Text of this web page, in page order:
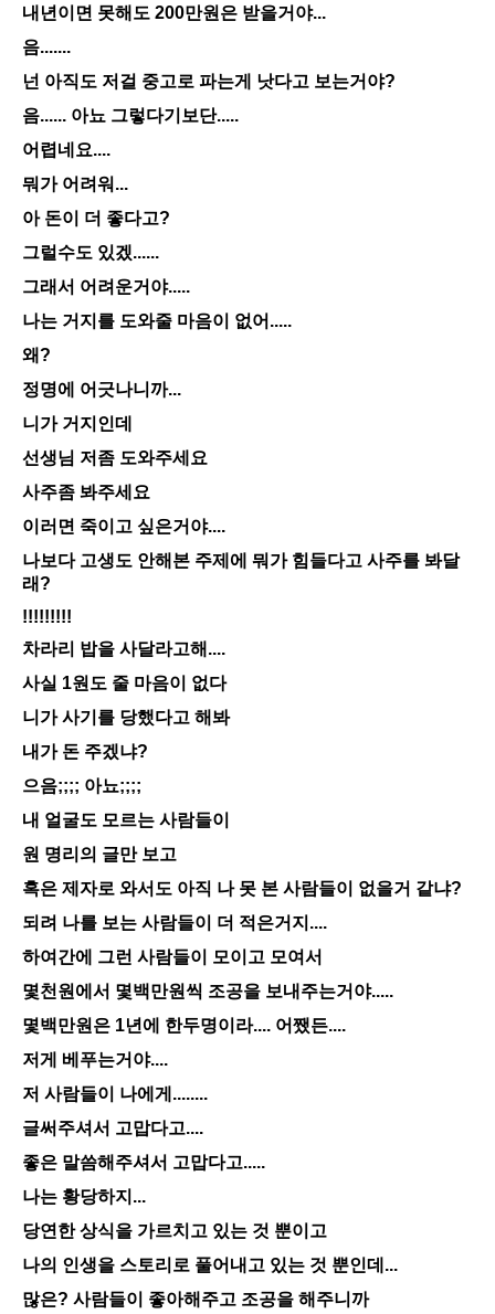
내년이면 못해도 200만원은 받을거야...
음.......
넌 아직도 저걸 중고로 파는게 낫다고 보는거야?
음...... 아뇨 그렇다기보단.....
어렵네요....
뭐가 어려워...
아 돈이 더 좋다고?
그럴수도 있겠......
그래서 어려운거야.....
나는 거지를 도와줄 마음이 없어.....
왜?
정명에 어긋나니까...
니가 거지인데
선생님 저좀 도와주세요
사주좀 봐주세요
이러면 죽이고 싶은거야....
나보다 고생도 안해본 주제에 뭐가 힘들다고 사주를 봐달
래?
!!!!!!!!!
차라리 밥을 사달라고해....
사실 1원도 줄 마음이 없다
니가 사기를 당했다고 해봐
내가 돈 주겠냐?
으음;;;; 아뇨;;;;
내 얼굴도 모르는 사람들이
원 명리의 글만 보고
혹은 제자로 와서도 아직 나 못 본 사람들이 없을거 같냐?
되려 나를 보는 사람들이 더 적은거지....
하여간에 그런 사람들이 모이고 모여서
몇천원에서 몇백만원씩 조공을 보내주는거야.....
몇백만원은 1년에 한두명이라.... 어쨌든....
저게 베푸는거야....
저 사람들이 나에게........
글써주셔서 고맙다고....
좋은 말씀해주셔서 고맙다고.....
나는 황당하지...
당연한 상식을 가르치고 있는 것 뿐이고
나의 인생을 스토리로 풀어내고 있는 것 뿐인데...
많은? 사람들이 좋아해주고 조공을 해주니까